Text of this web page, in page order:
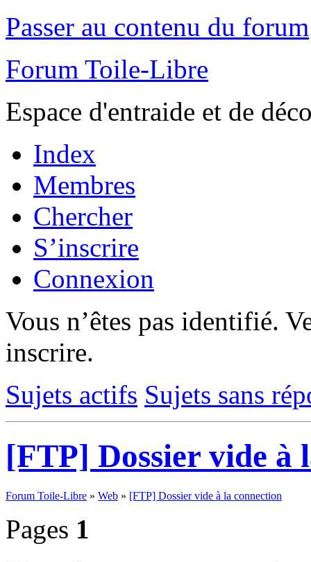
Passer au contenu du forum
Forum Toile-Libre
Espace d'entraide et de
Index
Membres
Chercher
S’inscrire
Connexion
Vous n’êtes pas identifié.
inscrire.
Sujets actifs Sujets sans
[FTP] Dossier vide à
Forum Toile-Libre » Web » [FTP] Dossier vide à la connection
Pages 1